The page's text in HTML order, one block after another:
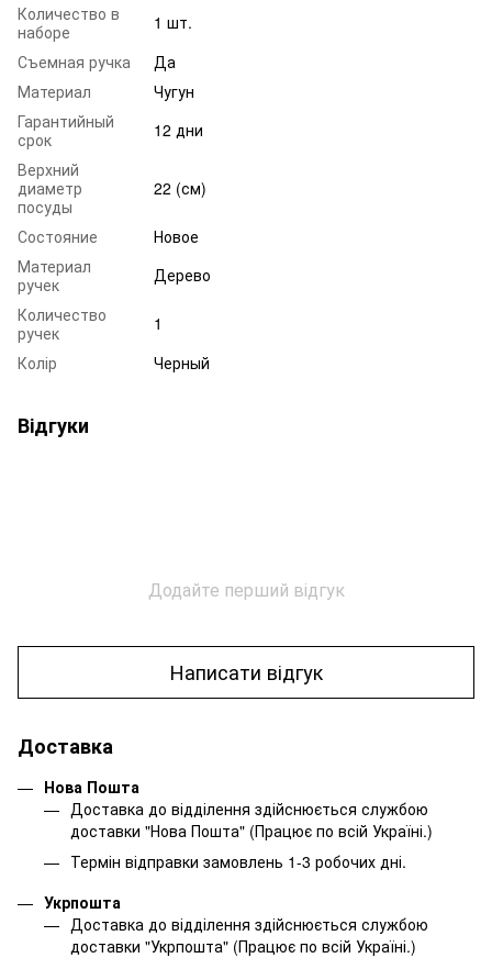
Количество в
наборе
1 шт.
Съемная ручка
Да
Материал
Чугун
Гарантийный
срок
12 дни
Верхний
диаметр
посуды
22 (см)
Состояние
Новое
Материал
ручек
Дерево
Количество
ручек
1
Колір
Черный
Відгуки
Додайте перший відгук
Написати відгук
Доставка
Нова Пошта
Доставка до відділення здійснюється службою
доставки "Нова Пошта" (Працює по всій Україні.)
Термін відправки замовлень 1-3 робочих дні.
Укрпошта
Доставка до відділення здійснюється службою
доставки "Укрпошта" (Працює по всій Україні.)